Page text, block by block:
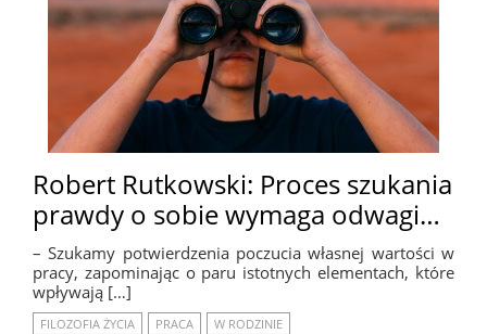
Robert Rutkowski: Proces szukania
prawdy o sobie wymaga odwagi…
– Szukamy potwierdzenia poczucia własnej wartości w
pracy, zapominając o paru istotnych elementach, które
wpływają […]
FILOZOFIA ŻYCIA PRACA W RODZINIE